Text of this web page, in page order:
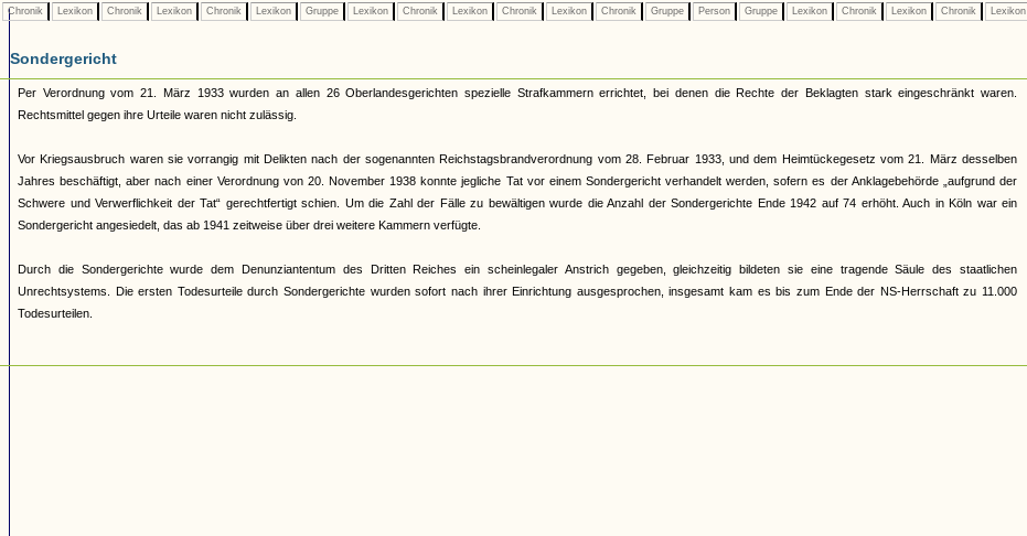
Chronik Lexikon Chronik Lexikon Chronik Lexikon Gruppe Lexikon Chronik Lexikon Chronik Lexikon Chronik Gruppe Person Gruppe Lexikon Chronik Lexikon Chronik Lexikon
Sondergericht
Per Verordnung vom 21. März 1933 wurden an allen 26 Oberlandesgerichten spezielle Strafkammern errichtet, bei denen die Rechte der Beklagten stark eingeschränkt waren.
Rechtsmittel gegen ihre Urteile waren nicht zulässig.
Vor Kriegsausbruch waren sie vorrangig mit Delikten nach der sogenannten Reichstagsbrandverordnung vom 28. Februar 1933, und dem Heimtückegesetz vom 21. März desselben
Jahres beschäftigt, aber nach einer Verordnung von 20. November 1938 konnte jegliche Tat vor einem Sondergericht verhandelt werden, sofern es der Anklagebehörde „aufgrund der
Schwere und Verwerflichkeit der Tat“ gerechtfertigt schien. Um die Zahl der Fälle zu bewältigen wurde die Anzahl der Sondergerichte Ende 1942 auf 74 erhöht. Auch in Köln war ein
Sondergericht angesiedelt, das ab 1941 zeitweise über drei weitere Kammern verfügte.
Durch die Sondergerichte wurde dem Denunziantentum des Dritten Reiches ein scheinlegaler Anstrich gegeben, gleichzeitig bildeten sie eine tragende Säule des staatlichen
Unrechtsystems. Die ersten Todesurteile durch Sondergerichte wurden sofort nach ihrer Einrichtung ausgesprochen, insgesamt kam es bis zum Ende der NS-Herrschaft zu 11.000
Todesurteilen.